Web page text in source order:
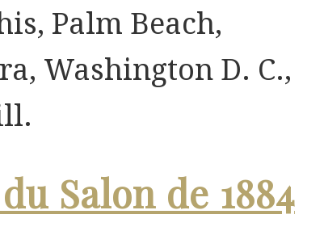
Palm Beach,
Washington D. C.,
Salon de 1884